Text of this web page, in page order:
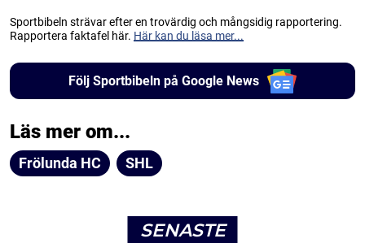
Sportbibeln strävar efter en trovärdig och mångsidig rapportering.
Rapportera faktafel här. Här kan du läsa mer...
Följ Sportbibeln på Google News
Läs mer om...
Frölunda HC SHL
SENASTE